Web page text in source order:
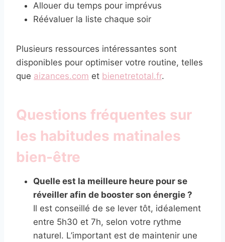
Allouer du temps pour imprévus
Réévaluer la liste chaque soir
Plusieurs ressources intéressantes sont
disponibles pour optimiser votre routine, telles
que aizances.com et bienetretotal.fr.
Questions fréquentes sur
les habitudes matinales
bien-être
Quelle est la meilleure heure pour se
réveiller afin de booster son énergie ?
Il est conseillé de se lever tôt, idéalement
entre 5h30 et 7h, selon votre rythme
naturel. L’important est de maintenir une